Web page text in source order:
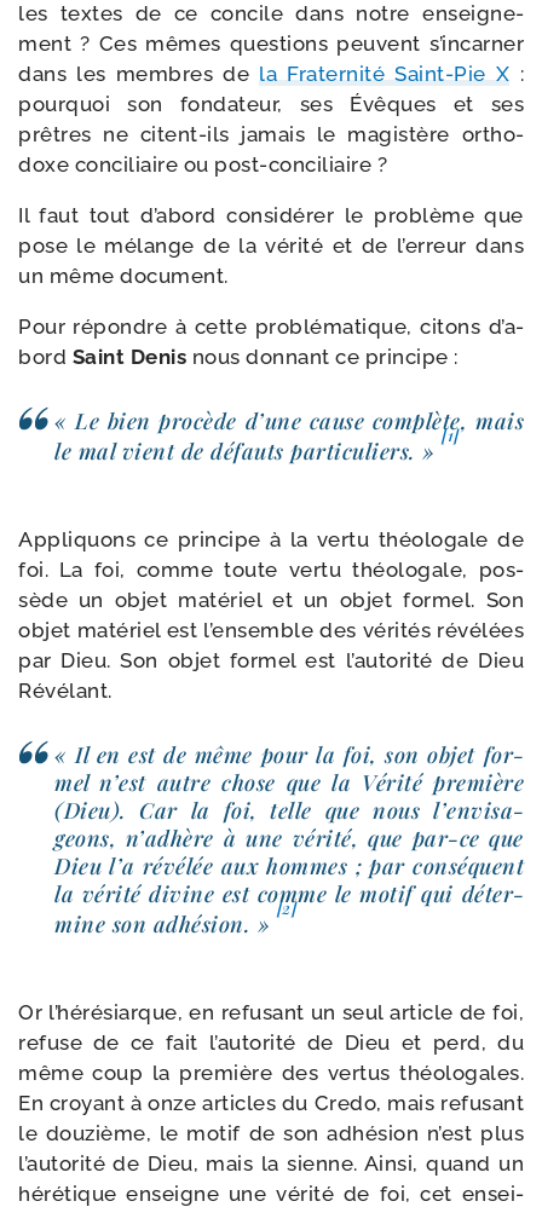
les textes de ce concile dans notre ensei­gne­
ment ? Ces mêmes ques­tions peuvent s’in­car­ner
dans les membres dela Fraternité Saint-​Pie X :
pour­quoi son fon­da­teur, ses Évêques et ses
prêtres ne citent-​ils jamais le magis­tère ortho­
doxe conci­liaire ou post-conciliaire ?
Il faut tout d’a­bord consi­dé­rer le pro­blème que
pose le mélange de la véri­té et de l’er­reur dans
un même document.
Pour répondre à cette pro­blé­ma­tique, citons d’a­
bord Saint Denis nous don­nant ce principe :
« Le bien pro­cède d’une cause com­plète, mais
le mal vient de défauts par­ti­cu­liers. »
[1]
Appliquons ce prin­cipe à la ver­tu théo­lo­gale de
foi. La foi, comme toute ver­tu théo­lo­gale, pos­
sède un objet maté­riel et un objet for­mel. Son
objet maté­riel est l’en­semble des véri­tés révé­lées
par Dieu. Son objet for­mel est l’au­to­ri­té de Dieu
Révélant.
« Il en est de même pour la foi, son objet for­
mel n’est autre chose que la Vérité pre­mière
(Dieu). Car la foi, telle que nous l’en­vi­sa­
geons, n’adhère à une véri­té, que par-​ce que
Dieu l’a révé­lée aux hommes ; par consé­quent
la véri­té divine est comme le motif qui déter­
mine son adhé­sion. »
[2]
Or l’hé­ré­siarque, en refu­sant un seul article de foi,
refuse de ce fait l’au­to­ri­té de Dieu et perd, du
même coup la pre­mière des ver­tus théo­lo­gales.
En croyant à onze articles du Credo, mais refu­sant
le dou­zième, le motif de son adhé­sion n’est plus
l’au­to­ri­té de Dieu, mais la sienne. Ainsi, quand un
héré­tique enseigne une véri­té de foi, cet ensei­